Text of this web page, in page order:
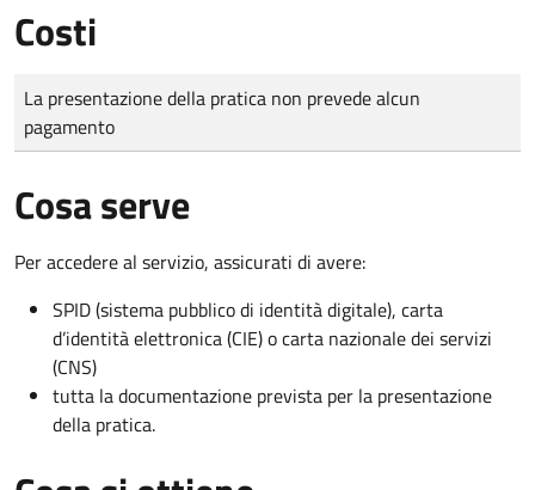
Costi
Tipo di pagamento
Importo
La presentazione della pratica non prevede alcun
pagamento
Cosa serve
Per accedere al servizio, assicurati di avere:
SPID (sistema pubblico di identità digitale), carta
d’identità elettronica (CIE) o carta nazionale dei servizi
(CNS)
tutta la documentazione prevista per la presentazione
della pratica.